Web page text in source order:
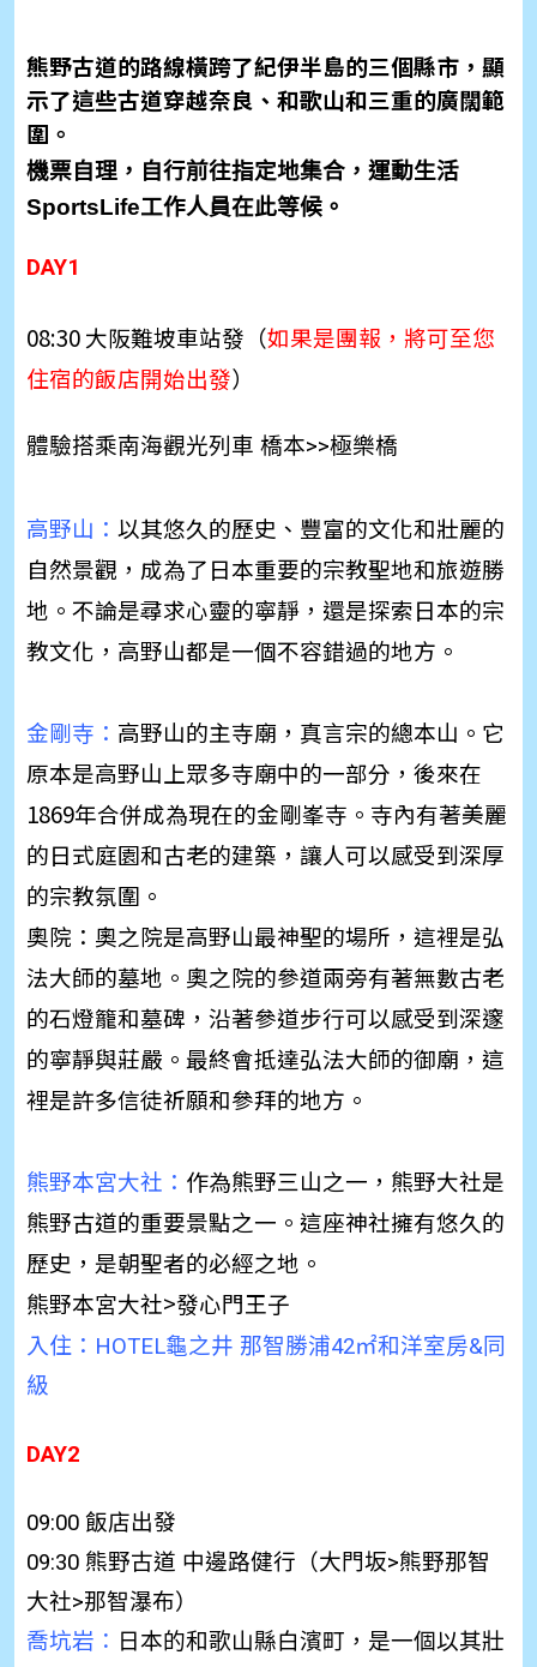
熊野古道的路線橫跨了紀伊半島的三個縣市，顯
示了這些古道穿越奈良、和歌山和三重的廣闊範
圍。
機票自理，自行前往指定地集合，運動生活
SportsLife工作人員在此等候。
DAY1
08:30 大阪難坡車站發（如果是團報，將可至您
住宿的飯店開始出發）
體驗搭乘南海觀光列車 橋本>>極樂橋
高野山： 以其悠久的歷史、豐富的文化和壯麗的
自然景觀，成為了日本重要的宗教聖地和旅遊勝
地。不論是尋求心靈的寧靜，還是探索日本的宗
教文化，高野山都是一個不容錯過的地方。
金剛寺： 高野山的主寺廟，真言宗的總本山。它
原本是高野山上眾多寺廟中的一部分，後來在
1869年合併成為現在的金剛峯寺。寺內有著美麗
的日式庭園和古老的建築，讓人可以感受到深厚
的宗教氛圍。
奧院：奧之院是高野山最神聖的場所，這裡是弘
法大師的墓地。奧之院的參道兩旁有著無數古老
的石燈籠和墓碑，沿著參道步行可以感受到深邃
的寧靜與莊嚴。最終會抵達弘法大師的御廟，這
裡是許多信徒祈願和參拜的地方。
熊野本宮大社： 作為熊野三山之一，熊野大社是
熊野古道的重要景點之一。這座神社擁有悠久的
歷史，是朝聖者的必經之地。
熊野本宮大社>發心門王子
入住： HOTEL龜之井 那智勝浦42㎡和洋室房&同
級
DAY2
09:00 飯店出發
09:30 熊野古道 中邊路健行（大門坂>熊野那智
大社>那智瀑布）
喬坑岩： 日本的和歌山縣白濱町，是一個以其壯